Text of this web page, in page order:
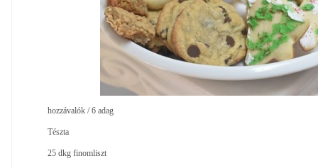
hozzávalók / 6 adag
Tészta
25 dkg finomliszt